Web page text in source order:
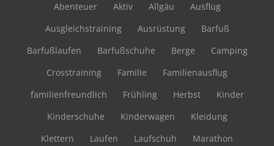
Abenteuer Aktiv Allgäu
Ausflug
Ausgleichstraining
Ausrüstung
Barfuß
Barfußlaufen
Barfußschuhe Berge
Camping
Crosstraining
Familie
Familienausflug
familienfreundlich
Frühling Herbst
Kinder
Kinderschuhe
Kinderwagen
Kleidung
Klettern
Laufen Laufschuh
Marathon